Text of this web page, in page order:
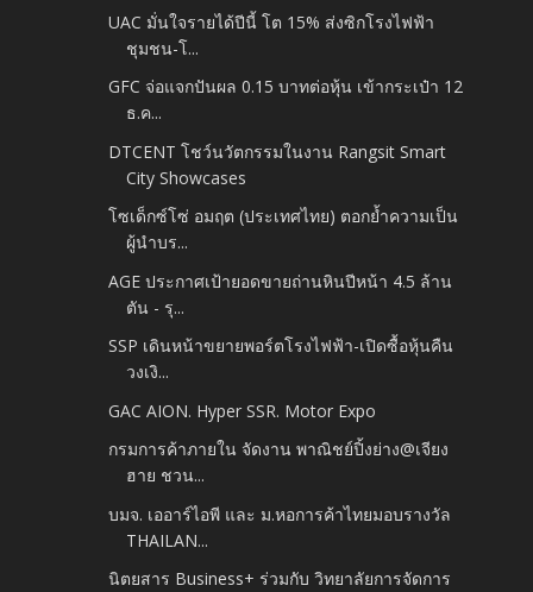
UAC มั่นใจรายได้ปีนี้ โต 15% ส่งซิกโรงไฟฟ้า
ชุมชน-โ...
GFC จ่อแจกปันผล 0.15 บาทต่อหุ้น เข้ากระเป๋า 12
ธ.ค...
DTCENT โชว์นวัตกรรมในงาน Rangsit Smart
City Showcases
โซเด็กซ์โซ่ อมฤต (ประเทศไทย) ตอกย้ำความเป็น
ผู้นำบร...
AGE ประกาศเป้ายอดขายถ่านหินปีหน้า 4.5 ล้าน
ตัน - รุ...
SSP เดินหน้าขยายพอร์ตโรงไฟฟ้า-เปิดซื้อหุ้นคืน
วงเงิ...
GAC AION. Hyper SSR. Motor Expo
กรมการค้าภายใน จัดงาน พาณิชย์ปิ้งย่าง@เจียง
ฮาย ชวน...
บมจ. เออาร์ไอพี และ ม.หอการค้าไทยมอบรางวัล
THAILAN...
นิตยสาร Business+ ร่วมกับ วิทยาลัยการจัดการ